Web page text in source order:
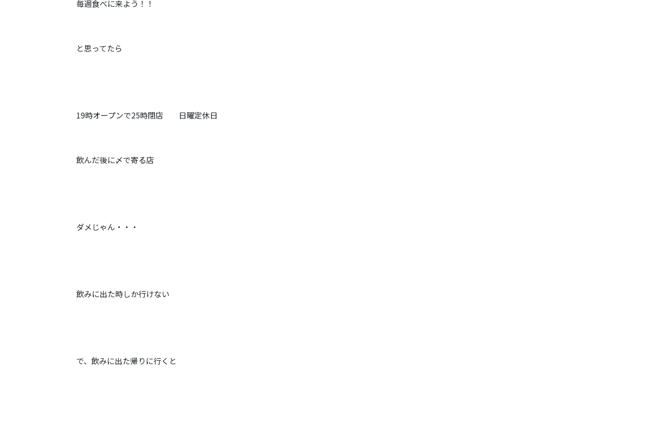
毎週食べに来よう！！
と思ってたら
19時オープンで25時閉店 日曜定休日
飲んだ後に〆で寄る店
ダメじゃん・・・
飲みに出た時しか行けない
で、飲みに出た帰りに行くと